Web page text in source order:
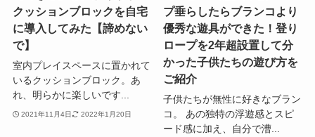
クッションブロックを自宅
に導入してみた【諦めない
で】
室内プレイスペースに置かれて
いるクッションブロック。あ
れ、明らかに楽しいです...
2021年11月4日 2022年1月20日
プ垂らしたらブランコより
優秀な遊具ができた！登り
ロープを2年超設置して分
かった子供たちの遊び方を
ご紹介
子供たちが無性に好きなブラン
コ。 あの独特の浮遊感とスピ
ード感に加え、自分で漕...